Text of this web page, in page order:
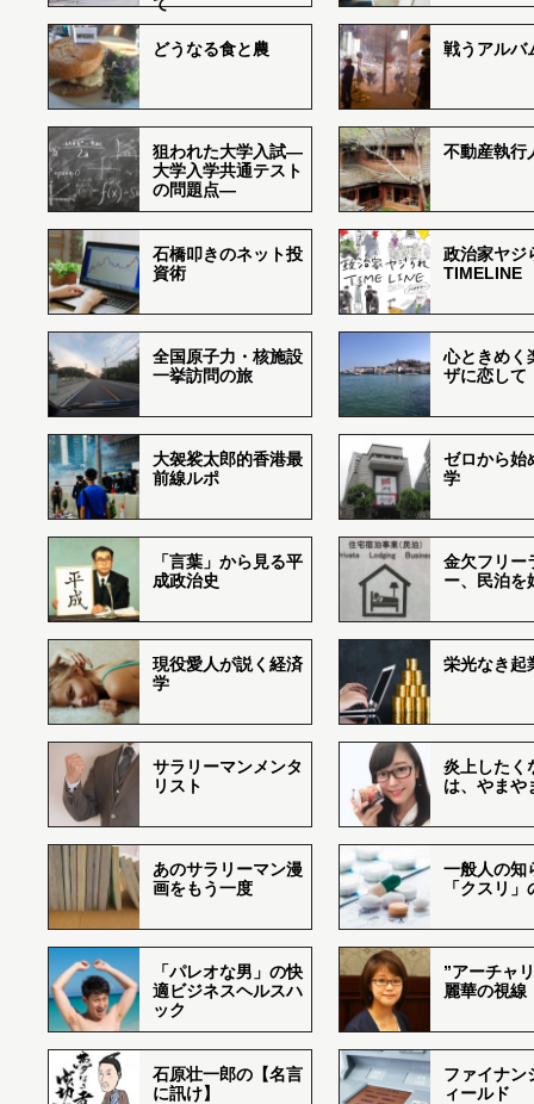
どうなる食と農 戦うアルバ
狙われた大学入試―
大学入学共通テスト
の問題点―
不動産執行
石橋叩きのネット投
資術
政治家ヤジ
TIMELINE
全国原子力・核施設
一挙訪問の旅
心ときめく
ザに恋して
大袈裟太郎的香港最
前線ルポ
ゼロから始
学
「言葉」から見る平
成政治史
金欠フリー
ー、民泊を
現役愛人が説く経済
学
栄光なき起
サラリーマンメンタ
リスト
炎上したく
は、やまや
あのサラリーマン漫
画をもう一度
一般人の知
「クスリ
「パレオな男」の快
適ビジネスヘルスハ
ック
”アーチャ
麗華の視線
石原壮一郎の【名言
に訊け】
ファイナン
ィールド